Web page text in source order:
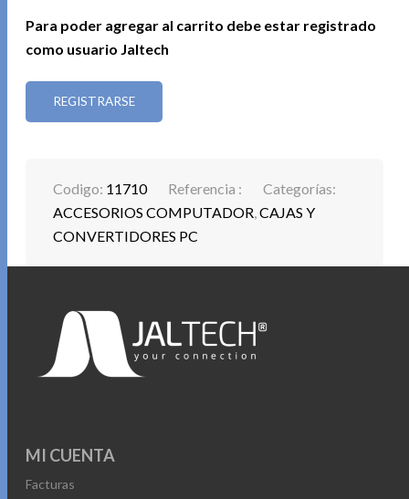
Para poder agregar al carrito debe estar registrado
como usuario Jaltech
REGISTRARSE
Codigo: 11710 Referencia :
Categorías:
ACCESORIOS COMPUTADOR,CAJAS Y
CONVERTIDORES PC
MI CUENTA
Facturas